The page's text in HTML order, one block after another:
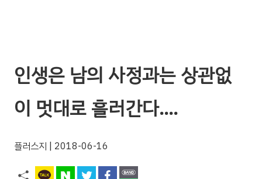
인생은 남의 사정과는 상관없
이 멋대로 흘러간다….
플러스지 | 2018-06-16